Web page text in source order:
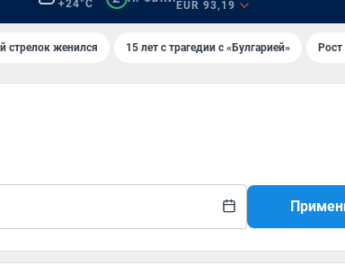
+24°C
EUR 93,19
стрелок женился 15 лет с трагедии с «Булгарией»